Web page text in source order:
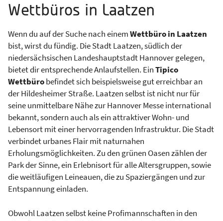
Wettbüros in Laatzen
Wenn du auf der Suche nach einemWettbüro in Laatzen
bist, wirst du fündig. Die Stadt Laatzen, südlich der
niedersächsischen Landeshauptstadt Hannover gelegen,
bietet dir entsprechende Anlaufstellen. EinTipico
Wettbürobefindet sich beispielsweise gut erreichbar an
der Hildesheimer Straße. Laatzen selbst ist nicht nur für
seine unmittelbare Nähe zur Hannover Messe international
bekannt, sondern auch als ein attraktiver Wohn- und
Lebensort mit einer hervorragenden Infrastruktur. Die Stadt
verbindet urbanes Flair mit naturnahen
Erholungsmöglichkeiten. Zu den grünen Oasen zählen der
Park der Sinne, ein Erlebnisort für alle Altersgruppen, sowie
die weitläufigen Leineauen, die zu Spaziergängen und zur
Entspannung einladen.
Obwohl Laatzen selbst keine Profimannschaften in den